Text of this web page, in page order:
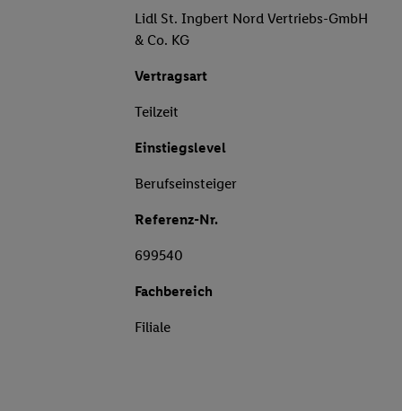
Lidl St. Ingbert Nord Vertriebs-GmbH
& Co. KG
Vertragsart
Teilzeit
Einstiegslevel
Berufseinsteiger
Referenz-Nr.
699540
Fachbereich
Filiale